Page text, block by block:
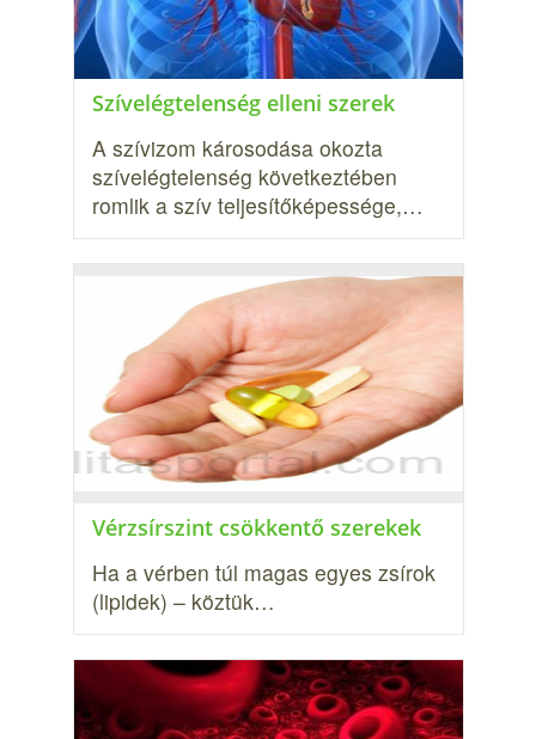
Szívelégtelenség elleni szerek
A szívizom károsodása okozta
szívelégtelenség következtében
romlik a szív teljesítőképessége,…
Vérzsírszint csökkentő szerekek
Ha a vérben túl magas egyes zsírok
(lipidek) – köztük…